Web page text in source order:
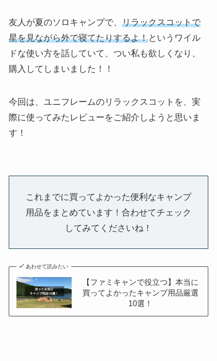
友人が夏のソロキャンプで、 リラックスコットで
星を見ながら外で寝てたりするよ！というワイル
ドな使い方を話していて、つい私も欲しくなり、
購入してしまいました！！
今回は、ユニフレームのリラックスコットを、実
際に使ってみたレビューをご紹介しようと思いま
す！
これまでに買ってよかった便利なキャンプ
用品をまとめています！合わせてチェック
してみてくださいね！
あわせて読みたい
【ファミキャンで役立つ】本当に
買ってよかったキャンプ用品厳選
10選！